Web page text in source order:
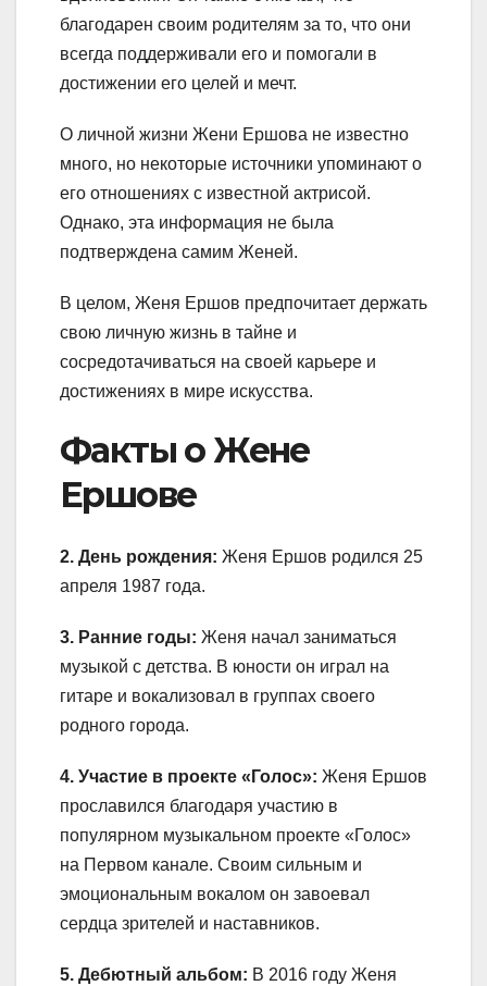
благодарен своим родителям за то, что они
всегда поддерживали его и помогали в
достижении его целей и мечт.
О личной жизни Жени Ершова не известно
много, но некоторые источники упоминают о
его отношениях с известной актрисой.
Однако, эта информация не была
подтверждена самим Женей.
В целом, Женя Ершов предпочитает держать
свою личную жизнь в тайне и
сосредотачиваться на своей карьере и
достижениях в мире искусства.
Факты о Жене
Ершове
2. День рождения: Женя Ершов родился 25
апреля 1987 года.
3. Ранние годы: Женя начал заниматься
музыкой с детства. В юности он играл на
гитаре и вокализовал в группах своего
родного города.
4. Участие в проекте «Голос»: Женя Ершов
прославился благодаря участию в
популярном музыкальном проекте «Голос»
на Первом канале. Своим сильным и
эмоциональным вокалом он завоевал
сердца зрителей и наставников.
5. Дебютный альбом: В 2016 году Женя